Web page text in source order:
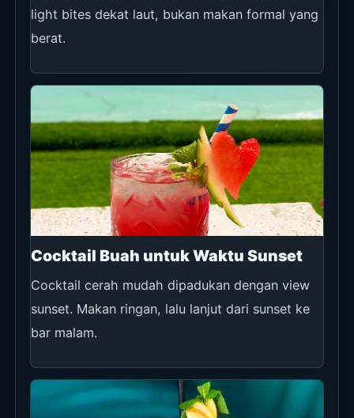
light bites dekat laut, bukan makan formal yang
berat.
Cocktail Buah untuk Waktu Sunset
Cocktail cerah mudah dipadukan dengan view
sunset. Makan ringan, lalu lanjut dari sunset ke
bar malam.